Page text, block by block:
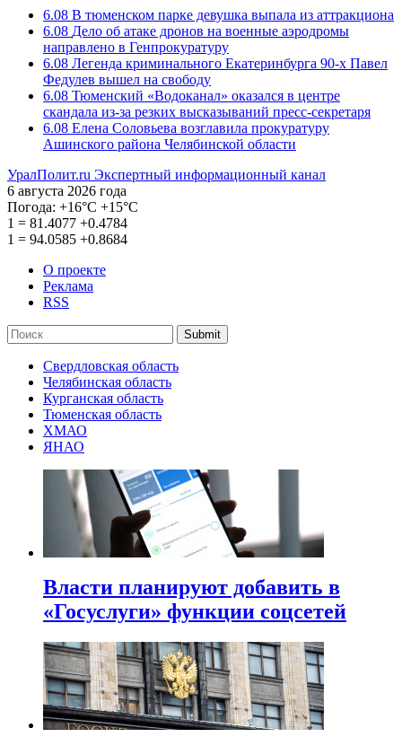
6.08 В тюменском парке девушка выпала из аттракциона
6.08 Дело об атаке дронов на военные аэродромы
направлено в Генпрокуратуру
6.08 Легенда криминального Екатеринбурга 90-х Павел
Федулев вышел на свободу
6.08 Тюменский «Водоканал» оказался в центре
скандала из-за резких высказываний пресс-секретаря
6.08 Елена Соловьева возглавила прокуратуру
Ашинского района Челябинской области
УралПолит.ru Экспертный информационный канал
6 августа 2026 года
Погода: +16°С +15°С
1 = 81.4077 +0.4784
1 = 94.0585 +0.8684
О проекте
Реклама
RSS
Submit
Свердловская область
Челябинская область
Курганская область
Тюменская область
ХМАО
ЯНАО
Власти планируют добавить в
«Госуслуги» функции соцсетей